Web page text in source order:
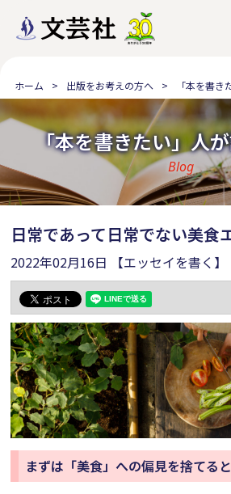
ホーム 出版をお考えの方へ 「本を書
「本を書きたい」人
Blog
日常であって日常でない美食
2022年02月16日 【エッセイを書く】
まずは「美食」への偏見を捨てる